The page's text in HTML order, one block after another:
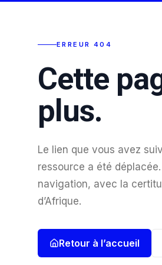
ERREUR 404
Cette
plus.
Le lien que vous avez
ressource a été
navigation, avec la
d’Afrique.
Retour à l’accueil